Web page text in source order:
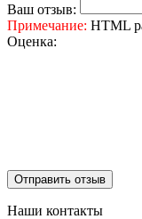
Ваш отзыв:
Примечание: HTML
Оценка:
Отправить отзыв
Наши контакты